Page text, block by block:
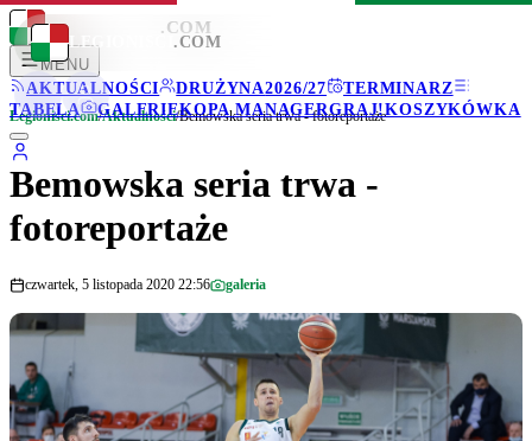
LEGIONISCI .COM
MENU
AKTUALNOŚCI
DRUŻYNA2026/27
TERMINARZ
TABELA
GALERIEKOPA MANAGERGRAJ!KOSZYKÓWKA
LEGIONISCI .COM
Legionisci.com/Aktualności/Bemowska seria trwa - fotoreportaże
Bemowska seria trwa -
fotoreportaże
czwartek, 5 listopada 2020 22:56 galeria